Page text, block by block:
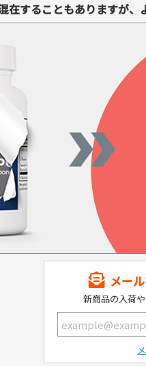
することもありますが、
メー
新商品の入荷